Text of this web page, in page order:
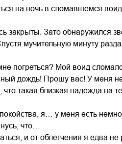
на ночь в сломавшемся
закрыты. Зато обнаружился
мучительную минуту
погреться? Мой воид
дождь! Прошу вас! У меня
такая близкая надежда на
я… у меня есть
что…
и от облегчения я едва не